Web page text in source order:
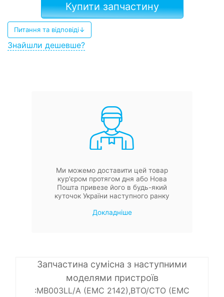
Купити запчастину
Питання та відповіді↓
Знайшли дешевше?
Ми можемо доставити цей товар
кур'єром протягом дня або Нова
Пошта привезе його в будь-який
куточок України наступного ранку
Докладніше
Запчастина сумісна з наступними
моделями пристроїв
:MB003LL/A (EMC 2142),BTO/CTO (EMC